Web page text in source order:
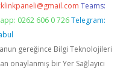
Teams:
0262 606 0 726 Telegram:
gereğince Bilgi Teknolojileri
onaylanmış bir Yer Sağlayıcı